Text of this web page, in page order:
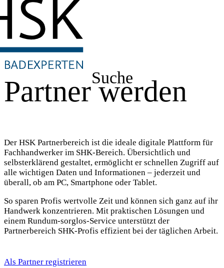
Suche
Partner werden
Der HSK Partnerbereich ist die ideale digitale Plattform für
Fachhandwerker im SHK-Bereich. Übersichtlich und
selbsterklärend gestaltet, ermöglicht er schnellen Zugriff auf
alle wichtigen Daten und Informationen – jederzeit und
überall, ob am PC, Smartphone oder Tablet.
So sparen Profis wertvolle Zeit und können sich ganz auf ihr
Handwerk konzentrieren. Mit praktischen Lösungen und
einem Rundum-sorglos-Service unterstützt der
Partnerbereich SHK-Profis effizient bei der täglichen Arbeit.
Als Partner registrieren